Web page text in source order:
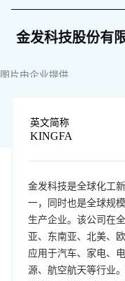
金发科技股份有
图片由企业提供
英文简称
KINGFA
金发科技是全球化工
一，同时也是全球规
生产企业。该公司在
亚、东南亚、北美、
应用于汽车、家电、
源、航空航天等行业